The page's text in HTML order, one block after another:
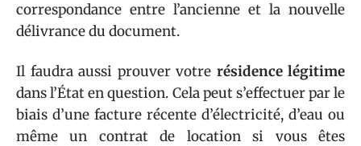
correspondance entre l’ancienne et la nouvelle
délivrance du document.
Il faudra aussi prouver votre résidence légitime
dans l’État en question. Cela peut s’effectuer par le
biais d’une facture récente d’électricité, d’eau ou
même un contrat de location si vous êtes